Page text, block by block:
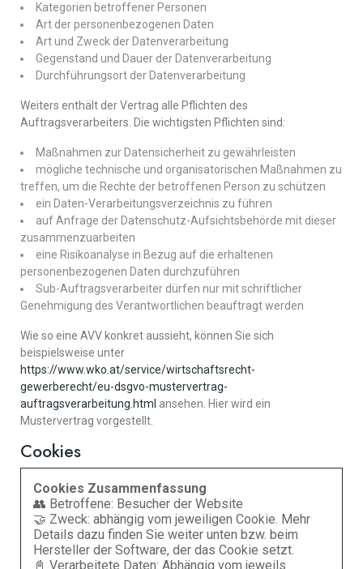
Kategorien betroffener Personen
Art der personenbezogenen Daten
Art und Zweck der Datenverarbeitung
Gegenstand und Dauer der Datenverarbeitung
Durchführungsort der Datenverarbeitung
Weiters enthält der Vertrag alle Pflichten des
Auftragsverarbeiters. Die wichtigsten Pflichten sind:
Maßnahmen zur Datensicherheit zu gewährleisten
mögliche technische und organisatorischen Maßnahmen zu
treffen, um die Rechte der betroffenen Person zu schützen
ein Daten-Verarbeitungsverzeichnis zu führen
auf Anfrage der Datenschutz-Aufsichtsbehörde mit dieser
zusammenzuarbeiten
eine Risikoanalyse in Bezug auf die erhaltenen
personenbezogenen Daten durchzuführen
Sub-Auftragsverarbeiter dürfen nur mit schriftlicher
Genehmigung des Verantwortlichen beauftragt werden
Wie so eine AVV konkret aussieht, können Sie sich
beispielsweise unter
https://www.wko.at/service/wirtschaftsrecht-
gewerberecht/eu-dsgvo-mustervertrag-
auftragsverarbeitung.html ansehen. Hier wird ein
Mustervertrag vorgestellt.
Cookies
Cookies Zusammenfassung
👥 Betroffene: Besucher der Website
🤝 Zweck: abhängig vom jeweiligen Cookie. Mehr
Details dazu finden Sie weiter unten bzw. beim
Hersteller der Software, der das Cookie setzt.
📓 Verarbeitete Daten: Abhängig vom jeweils